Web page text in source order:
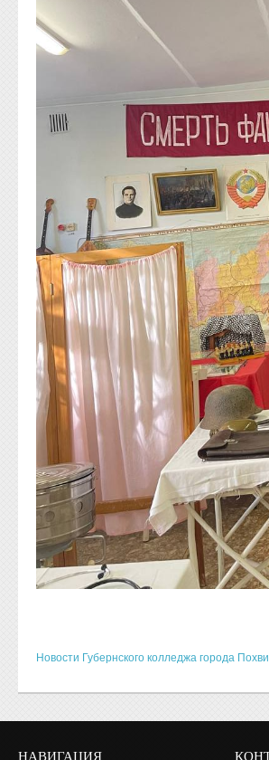
Новости Губернского колледжа города
НАВИГАЦИЯ